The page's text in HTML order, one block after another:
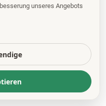
unseres Angebots